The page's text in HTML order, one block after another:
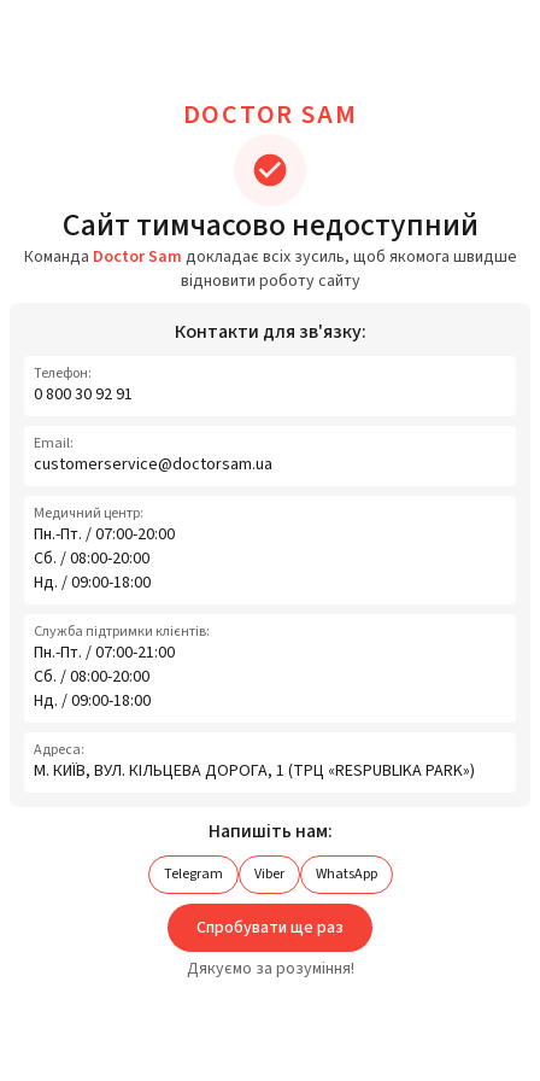
DOCTOR SAM
Сайт тимчасово недоступний
Команда Doctor Sam докладає всіх зусиль, щоб якомога швидше
відновити роботу сайту
Контакти для зв'язку:
Телефон:
0 800 30 92 91
Email:
customerservice@doctorsam.ua
Медичний центр:
Пн.-Пт. / 07:00-20:00
Сб. / 08:00-20:00
Нд. / 09:00-18:00
Служба підтримки клієнтів:
Пн.-Пт. / 07:00-21:00
Сб. / 08:00-20:00
Нд. / 09:00-18:00
Адреса:
М. КИЇВ, ВУЛ. КІЛЬЦЕВА ДОРОГА, 1 (ТРЦ «RESPUBLIKA PARK»)
Напишіть нам:
Telegram Viber WhatsApp
Спробувати ще раз
Дякуємо за розуміння!